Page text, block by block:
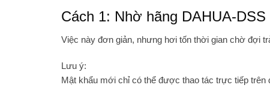
Cách 1: Nhờ hãng DAHUA-
Việc này đơn giản, nhưng hơi tốn thời gian chờ đợi
Lưu ý:
Mật khẩu mới chỉ có thể được thao tác trực tiếp trên